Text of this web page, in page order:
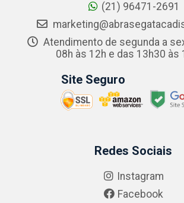
(21) 96471-2691
Atendimento de segunda a
08h às 12h e das 13h30 às
Site Seguro
Redes Sociais
Instagram
Facebook